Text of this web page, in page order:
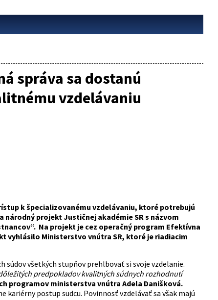
správa sa dostanú
vzdelávaniu
k špecializovanému vzdelávaniu, ktoré potrebujú
projekt Justičnej akadémie SR s názvom
Na projekt je cez operačný program Efektívna
vyhlásilo Ministerstvo vnútra SR, ktoré je riadiacim
súdov všetkých stupňov prehlbovať si svoje vzdelanie.
predpokladov kvalitných súdnych rozhodnutí
programov ministerstva vnútra Adela Danišková.
kariérny postup sudcu. Povinnosť vzdelávať sa však majú